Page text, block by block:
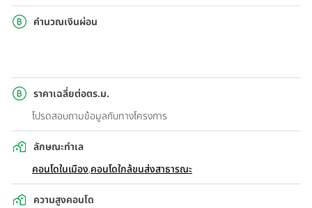
คำนวณเงินผ่อน
ราคาเฉลี่ยต่อตร.ม.
โปรดสอบถามข้อมูลกับทางโครงการ
ลักษณะทำเล
คอนโดในเมือง,คอนโดใกล้ขนส่งสาธารณะ
ความสูงคอนโด